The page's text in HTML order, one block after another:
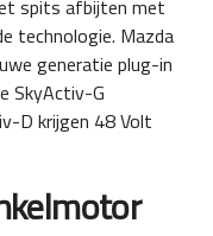
spits afbijten met
technologie. Mazda
generatie plug-in
SkyActiv-G
D krijgen 48 Volt